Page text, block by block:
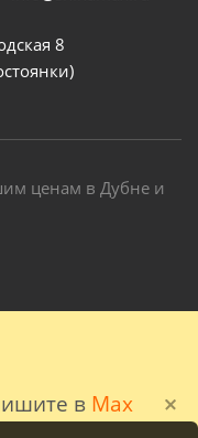
в Max
8
ценам в Дубне и